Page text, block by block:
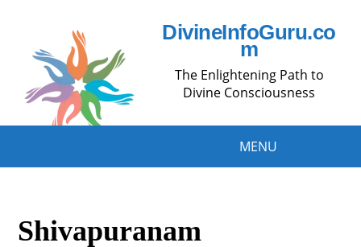
DivineInfoGuru.co
m
The Enlightening Path to
Divine Consciousness
MENU
Shivapuranam